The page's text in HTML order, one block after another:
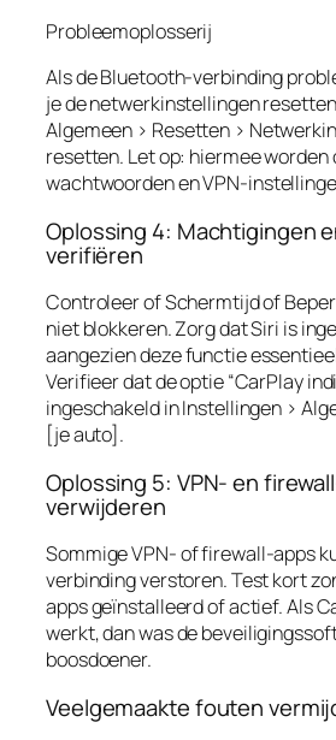
Probleemoplosserij
Als de Bluetooth-verbinding
je de netwerkinstellingen
Algemeen > Resetten >
resetten. Let op: hiermee worden
wachtwoorden en VPN-
Oplossing 4: Machtigingen
verifiëren
Controleer of Schermtijd of
niet blokkeren. Zorg dat Siri is
aangezien deze functie
Verifieer dat de optie “CarPlay
ingeschakeld in Instellingen >
[je auto].
Oplossing 5: VPN- en
verwijderen
Sommige VPN- of firewall-apps
verbinding verstoren. Test kort
apps geïnstalleerd of actief. Als
werkt, dan was de
boosdoener.
Veelgemaakte fouten